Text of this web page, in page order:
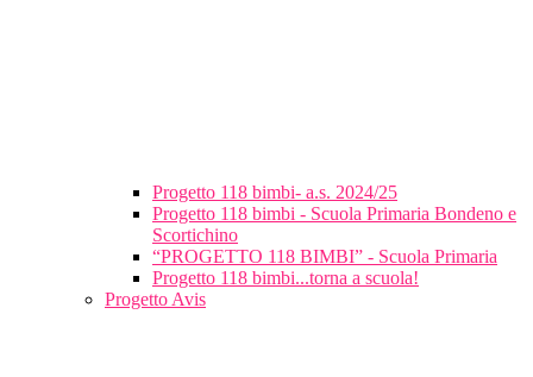
Progetto 118 bimbi- a.s. 2024/25
Progetto 118 bimbi - Scuola Primaria Bondeno e
Scortichino
“PROGETTO 118 BIMBI” - Scuola Primaria
Progetto 118 bimbi...torna a scuola!
Progetto Avis